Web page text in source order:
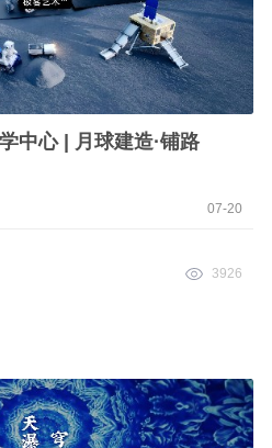
中心 | 月球建造·铺路
07-20
3926